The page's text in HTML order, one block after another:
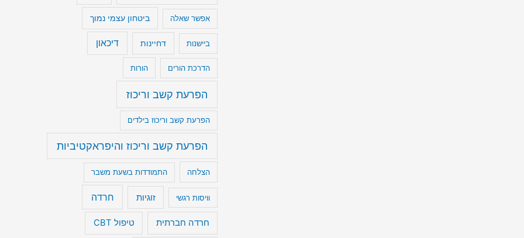
אפשר שאלה ביטחון עצמי נמוך
ביישנות דחיינות דיכאון
הדרכת הורים הורות
הפרעת קשב וריכוז
הפרעת קשב וריכוז בילדים
הפרעת קשב וריכוז והיפראקטיביות
הצלחה התמודדות בשעת משבר
וויסות רגשי זוגיות חרדה
חרדה חברתית טיפול CBT